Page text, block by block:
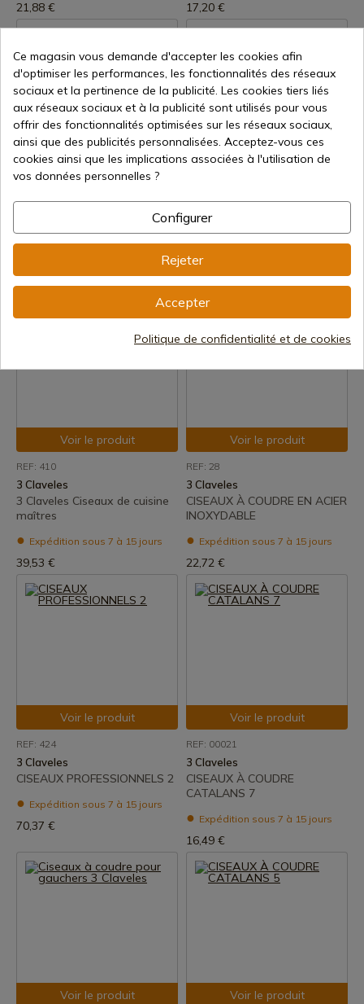
21,88 € 17,20 €
Voir le produit
Ciseaux de couturière nickelés
3 claveles 18 cm
Expédition sous 7 à 15 jours
19,20 €
Voir le produit
Ciseaux de couturière 3
Claveles 15 cm
Expédition sous 7 à 15 jours
17,40 €
Voir le produit
REF: 410
3 Claveles
3 Claveles Ciseaux de cuisine
maîtres
Expédition sous 7 à 15 jours
39,53 €
Voir le produit
REF: 28
3 Claveles
CISEAUX À COUDRE EN ACIER
INOXYDABLE
Expédition sous 7 à 15 jours
22,72 €
Voir le produit
REF: 424
3 Claveles
CISEAUX PROFESSIONNELS 2
Expédition sous 7 à 15 jours
70,37 €
Voir le produit
REF: 00021
3 Claveles
CISEAUX À COUDRE
CATALANS 7
Expédition sous 7 à 15 jours
16,49 €
Voir le produit Voir le produit
Ce magasin vous demande d'accepter les cookies afin
d'optimiser les performances, les fonctionnalités des réseaux
sociaux et la pertinence de la publicité. Les cookies tiers liés
aux réseaux sociaux et à la publicité sont utilisés pour vous
offrir des fonctionnalités optimisées sur les réseaux sociaux,
ainsi que des publicités personnalisées. Acceptez-vous ces
cookies ainsi que les implications associées à l'utilisation de
vos données personnelles ?
Configurer
Rejeter
Accepter
Politique de confidentialité et de cookies